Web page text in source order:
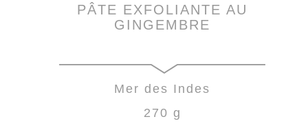
PÂTE EXFOLIANTE AU
GINGEMBRE
Mer des Indes
270 g